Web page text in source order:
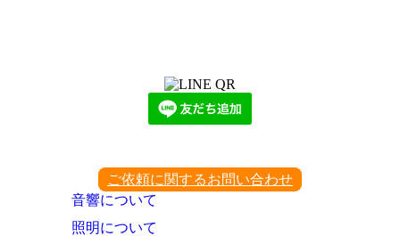
ご依頼に関するお問い合わせ
音響について
照明について